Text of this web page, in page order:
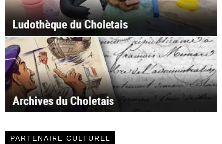
PARTENAIRE CULTUREL